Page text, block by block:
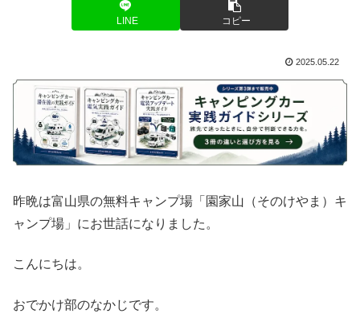
LINE コピー
2025.05.22
昨晩は富山県の無料キャンプ場「園家山（そのけやま）キ
ャンプ場」にお世話になりました。
こんにちは。
おでかけ部のなかじです。